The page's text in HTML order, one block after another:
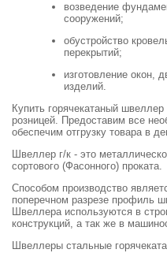
возведение
сооружений;
обустройство
перекрытий;
изготовление окон,
изделий.
Купить горячекатаный
розницей. Предоставим все
обеспечим отгрузку товара в
Швеллер г/к - это
сортового (Фасонного) проката.
Способом производство
поперечном разрезе профиль
Швеллера используются в
конструкций, а так же в
Швеллеры стальные